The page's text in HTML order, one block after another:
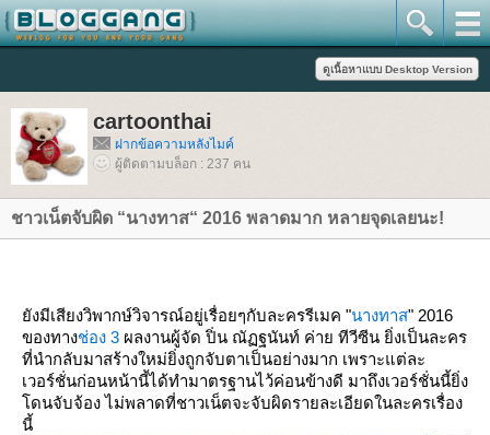
cartoonthai
ฝากข้อความหลังไมค์
ผู้ติดตามบล็อก : 237 คน
ชาวเน็ตจับผิด “นางทาส“ 2016 พลาดมาก หลายจุดเลยนะ!
ังมีเสียงวิพากษ์วิจารณ์อยู่เรื่อยๆกับละครรีเมค "นางทาส" 2016
ของทางช่อง 3 ผลงานผู้จัด ปิ่น ณัฏฐนันท์ ค่าย ทีวีซีน ยิ่งเป็นละคร
ที่นำกลับมาสร้างใหม่ยิ่งถูกจับตาเป็นอย่างมาก เพราะแต่ละ
เวอร์ชั่นก่อนหน้านี้ได้ทำมาตรฐานไว้ค่อนข้างดี มาถึงเวอร์ชั่นนี้ยิ่ง
ดนจับจ้อง ไม่พลาดที่ชาวเน็ตจะจับผิดรายละเอียดในละครเรื่อง
นี้